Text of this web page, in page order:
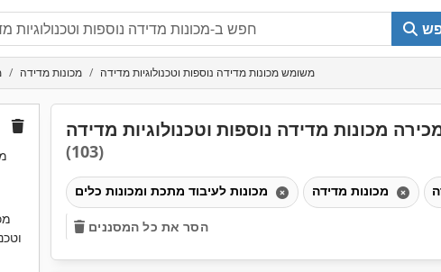
מכונות מדידה משומש מכונות מדידה נוספות וטכנולוגיות מדידה
מכונות מדידה נוספות וטכנולוגיות מדידה
(103)
הסר את כל המסננים